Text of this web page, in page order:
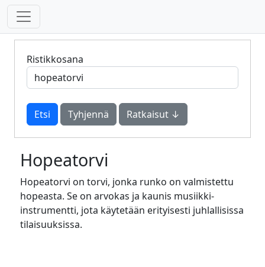
Ristikkosana
Tyhjennä Ratkaisut ↓
Hopeatorvi
Hopeatorvi on torvi, jonka runko on valmistettu
hopeasta. Se on arvokas ja kaunis musiikki-
instrumentti, jota käytetään erityisesti juhlallisissa
tilaisuuksissa.